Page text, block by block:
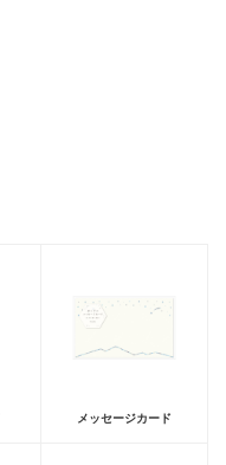
メッセージカード